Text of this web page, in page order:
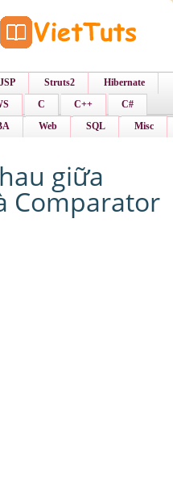
JSP Struts2
Hibernate
C C++
C#
Web SQL Misc
giữa
Comparator